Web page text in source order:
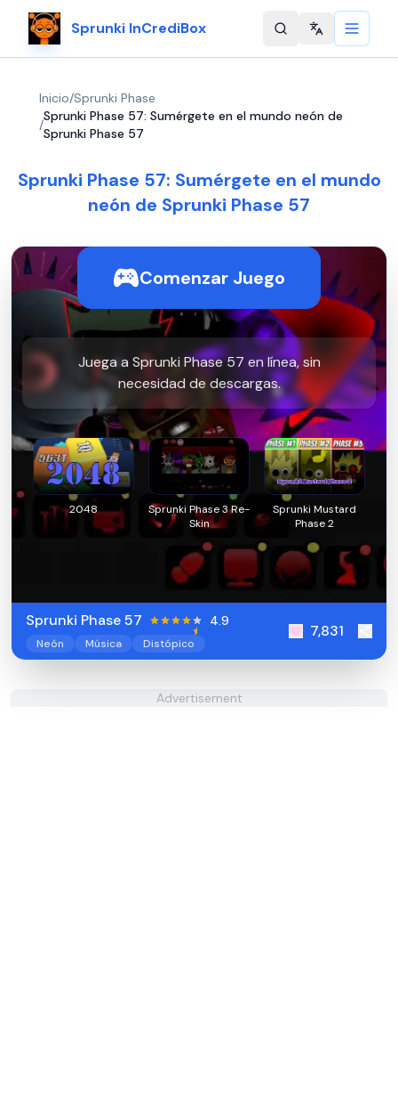
Sprunki InCrediBox Change
Inicio/Sprunki Phase
/
Sprunki Phase 57: Sumérgete en el mundo neón de
Sprunki Phase 57
Sprunki Phase 57: Sumérgete en el mundo
neón de Sprunki Phase 57
Comenzar Juego
Juega a Sprunki Phase 57 en línea, sin
necesidad de descargas.
2048
Sprunki Phase 3 Re-
Skin
Sprunki Mustard
Phase 2
Sprunki Phase 57 4.9
Neón Música Distópico
7,831
Advertisement